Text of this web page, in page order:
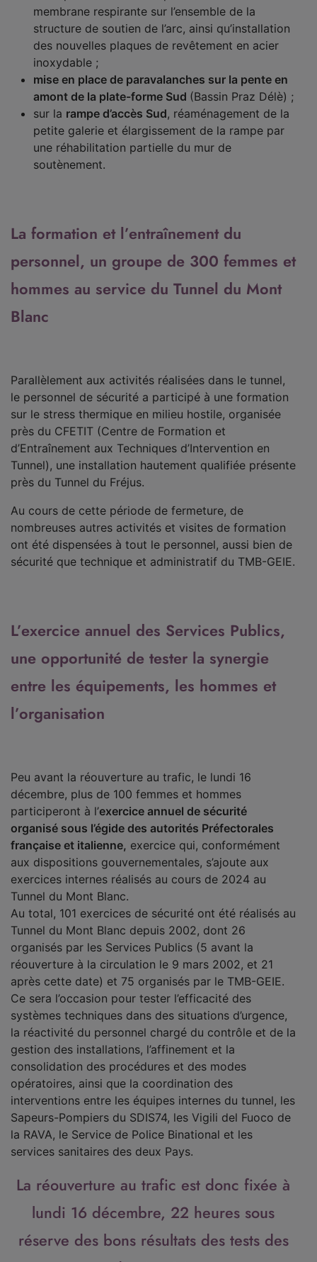
membrane respirante sur l’ensemble de la
structure de soutien de l’arc, ainsi qu’installation
des nouvelles plaques de revêtement en acier
inoxydable ;
mise en place de paravalanches sur la pente en
amont de la plate-forme Sud (Bassin Praz Délè) ;
sur la rampe d’accès Sud, réaménagement de la
petite galerie et élargissement de la rampe par
une réhabilitation partielle du mur de
soutènement.
La formation et l’entraînement du
personnel, un groupe de 300 femmes et
hommes au service du Tunnel du Mont
Blanc
Parallèlement aux activités réalisées dans le tunnel,
le personnel de sécurité a participé à une formation
sur le stress thermique en milieu hostile, organisée
près du CFETIT (Centre de Formation et
d’Entraînement aux Techniques d’Intervention en
Tunnel), une installation hautement qualifiée présente
près du Tunnel du Fréjus.
Au cours de cette période de fermeture, de
nombreuses autres activités et visites de formation
ont été dispensées à tout le personnel, aussi bien de
sécurité que technique et administratif du TMB-GEIE.
L’exercice annuel des Services Publics,
une opportunité de tester la synergie
entre les équipements, les hommes et
l’organisation
Peu avant la réouverture au trafic, le lundi 16
décembre, plus de 100 femmes et hommes
participeront à l’exercice annuel de sécurité
organisé sous l’égide des autorités Préfectorales
française et italienne, exercice qui, conformément
aux dispositions gouvernementales, s’ajoute aux
exercices internes réalisés au cours de 2024 au
Tunnel du Mont Blanc.
Au total, 101 exercices de sécurité ont été réalisés au
Tunnel du Mont Blanc depuis 2002, dont 26
organisés par les Services Publics (5 avant la
réouverture à la circulation le 9 mars 2002, et 21
après cette date) et 75 organisés par le TMB-GEIE.
Ce sera l’occasion pour tester l’efficacité des
systèmes techniques dans des situations d’urgence,
la réactivité du personnel chargé du contrôle et de la
gestion des installations, l’affinement et la
consolidation des procédures et des modes
opératoires, ainsi que la coordination des
interventions entre les équipes internes du tunnel, les
Sapeurs-Pompiers du SDIS74, les Vigili del Fuoco de
la RAVA, le Service de Police Binational et les
services sanitaires des deux Pays.
La réouverture au trafic est donc fixée à
lundi 16 décembre, 22 heures sous
réserve des bons résultats des tests des